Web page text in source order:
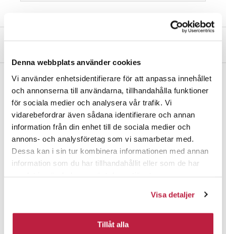
Denna webbplats använder cookies
Vi använder enhetsidentifierare för att anpassa innehållet
och annonserna till användarna, tillhandahålla funktioner
för sociala medier och analysera vår trafik. Vi
vidarebefordrar även sådana identifierare och annan
information från din enhet till de sociala medier och
annons- och analysföretag som vi samarbetar med.
Dessa kan i sin tur kombinera informationen med annan
information som du har tillhandahållit eller som de har
Visa detaljer
Tillåt alla
Komplett duschset med handdusch, duschstång och elastisk
duschslang.
Handduschen har tre stråltyper och Rubber Clean-gummi som gör
det enkelt att avlägsna kalk från munstycket. Duschhuvudet har
diameter 110 mm. 750 mm duschstång med flexibelt övre väggfäste.
Använd gamla skruvhål. Elastisk duschslang i rostfritt stål, 1500-
2000 mm.